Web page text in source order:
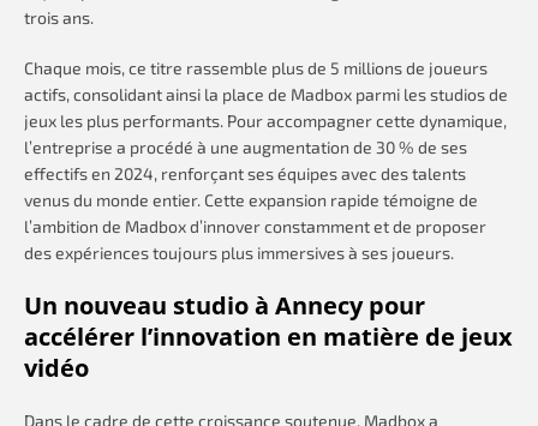
trois ans.
Chaque mois, ce titre rassemble plus de 5 millions de joueurs
actifs, consolidant ainsi la place de Madbox parmi les studios de
jeux les plus performants. Pour accompagner cette dynamique,
l’entreprise a procédé à une augmentation de 30 % de ses
effectifs en 2024, renforçant ses équipes avec des talents
venus du monde entier. Cette expansion rapide témoigne de
l’ambition de Madbox d’innover constamment et de proposer
des expériences toujours plus immersives à ses joueurs.
Un nouveau studio à Annecy pour
accélérer l’innovation en matière de jeux
vidéo
Dans le cadre de cette croissance soutenue, Madbox a